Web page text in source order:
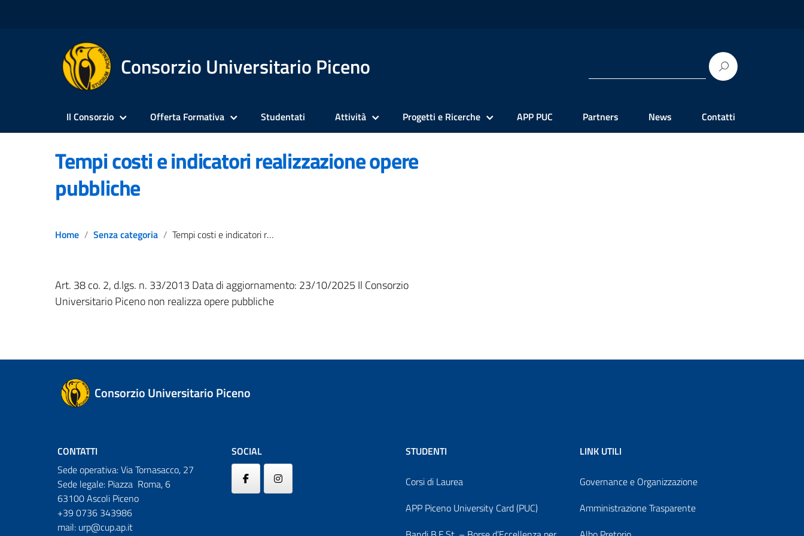
Consorzio Universitario Piceno
Il Consorzio Offerta Formativa Studentati Attività Progetti e Ricerche APP PUC Partners News Contatti
Tempi costi e indicatori realizzazione opere
pubbliche
Home Senza categoria Tempi costi e indicatori realizzazione opere pubbliche
Art. 38 co. 2, d.lgs. n. 33/2013 Data di aggiornamento: 23/10/2025 Il Consorzio
Universitario Piceno non realizza opere pubbliche
Consorzio Universitario Piceno
CONTATTI
Sede operativa: Via Tornasacco, 27
Sede legale: Piazza Roma, 6
63100 Ascoli Piceno
+39 0736 343986
mail: urp@cup.ap.it
SOCIAL STUDENTI
Corsi di Laurea
APP Piceno University Card (PUC)
LINK UTILI
Governance e Organizzazione
Amministrazione Trasparente